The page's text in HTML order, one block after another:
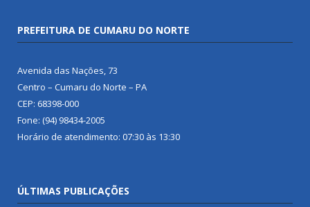
PREFEITURA DE CUMARU DO NORTE
Avenida das Nações, 73
Centro – Cumaru do Norte – PA
CEP: 68398-000
Fone: (94) 98434-2005
Horário de atendimento: 07:30 às 13:30
ÚLTIMAS PUBLICAÇÕES